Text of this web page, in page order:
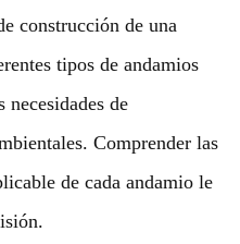
construcción de una
tipos de andamios
necesidades de
Comprender las
de cada andamio le